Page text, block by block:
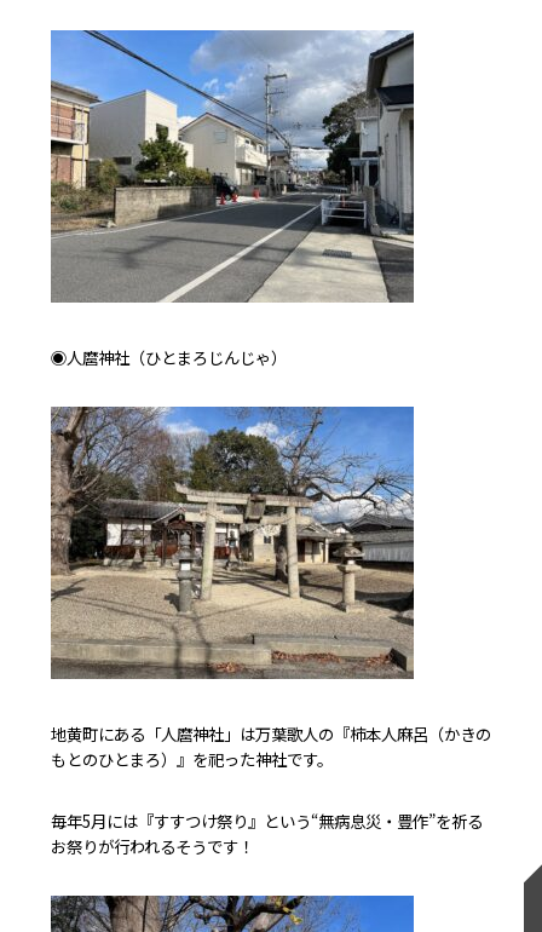
◉人麿神社（ひとまろじんじゃ）
地黄町にある「人麿神社」は万葉歌人の『柿本人麻呂（かきの
もとのひとまろ）』を祀った神社です。
毎年5月には『すすつけ祭り』という“無病息災・豊作”を祈る
お祭りが行われるそうです！